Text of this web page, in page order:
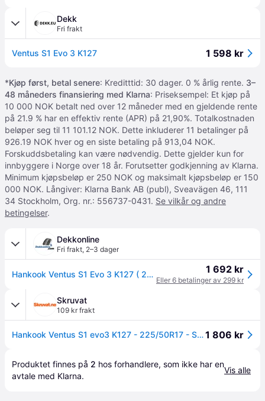
Dekk
Fri frakt
Ventus S1 Evo 3 K127 1 598 kr
*Kjøp først, betal senere: Kreditttid: 30 dager. 0 % årlig rente. 3–
48 måneders finansiering med Klarna: Priseksempel: Et kjøp på
10 000 NOK betalt ned over 12 måneder med en gjeldende rente
på 21.9 % har en effektiv rente (APR) på 21,90%. Totalkostnaden
beløper seg til 11 101.12 NOK. Dette inkluderer 11 betalinger på
926.19 NOK hver og en siste betaling på 913,04 NOK.
Forskuddsbetaling kan være nødvendig. Dette gjelder kun for
innbyggere i Norge over 18 år. Forutsetter godkjenning av Klarna.
Minimum kjøpsbeløp er 250 NOK og maksimalt kjøpsbeløp er 150
000 NOK. Långiver: Klarna Bank AB (publ), Sveavägen 46, 111
34 Stockholm, Org. nr.: 556737-0431. Se vilkår og andre
betingelser.
Dekkonline
Fri frakt, 2–3 dager
Hankook Ventus S1 Evo 3 K127 ( 225/50 ZR17 98Y XL 4PR med felgbeskyttelse (MFS) SBL ) 1 692 kr
Eller 6 betalinger av 299 kr
Skruvat
109 kr frakt
Hankook Ventus S1 evo3 K127 - 225/50R17 - Sommardäck1 806 kr
Produktet finnes på 2 hos forhandlere, som ikke har en
avtale med Klarna.
Vis alle